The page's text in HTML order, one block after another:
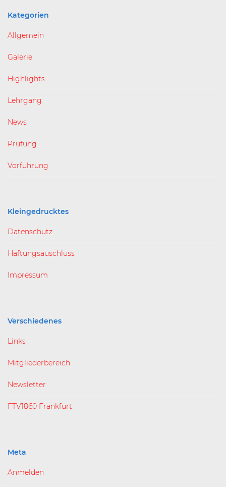
Kategorien
Allgemein
Galerie
Highlights
Lehrgang
News
Prüfung
Vorführung
Kleingedrucktes
Datenschutz
Haftungsauschluss
Impressum
Verschiedenes
Links
Mitgliederbereich
Newsletter
FTV1860 Frankfurt
Meta
Anmelden